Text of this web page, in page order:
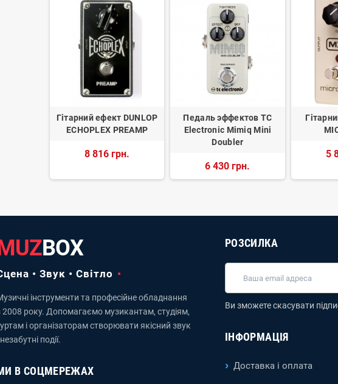
Гітарний ефект DUNLOP
ECHOPLEX PREAMP
8 816 грн.
Педаль эффектов TC
Electronic Mimiq Mini
Doubler
6 430 грн.
5
BOX
• Звук • Світло
інструменти та професійне обладнання
2008 року. Допомагаємо музикантам, студіям,
і організаторам створювати якісний звук
незабутні події.
В СОЦМЕРЕЖАХ
РОЗСИЛКА
Ви зможете скасувати
ІНФОРМАЦІЯ
Доставка і оплата